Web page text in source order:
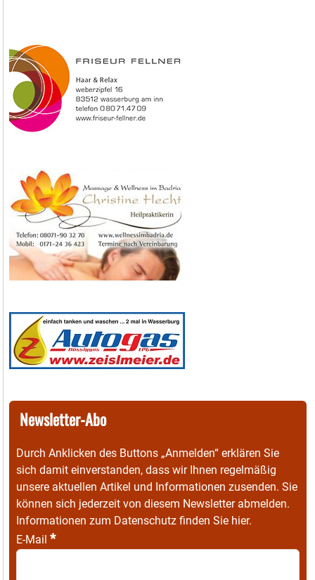
Newsletter-Abo
Durch Anklicken des Buttons „Anmelden“ erklären Sie
sich damit einverstanden, dass wir Ihnen regelmäßig
unsere aktuellen Artikel und Informationen zusenden. Sie
können sich jederzeit von diesem Newsletter abmelden.
Informationen zum Datenschutz finden Sie hier.
E-Mail *